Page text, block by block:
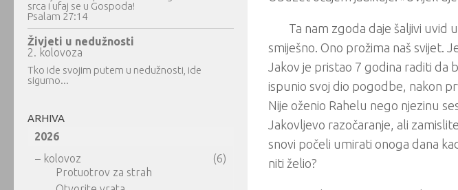
Ta nam zgoda daje šaljivi uvid
smiješno. Ono prožima naš svijet.
Jakov je pristao 7 godina raditi da
ispunio svoj dio pogodbe, nakon
Nije oženio Rahelu nego njezinu
Jakovljevo razočaranje, ali
snovi počeli umirati onoga dana
niti želio?
srca i ufaj se u Gospoda!
Psalam 27:14
Živjeti u nedužnosti
2. kolovoza
Tko ide svojim putem u nedužnosti, ide
sigurno...
ARHIVA
2026
– kolovoz
(6)
Protuotrov za strah